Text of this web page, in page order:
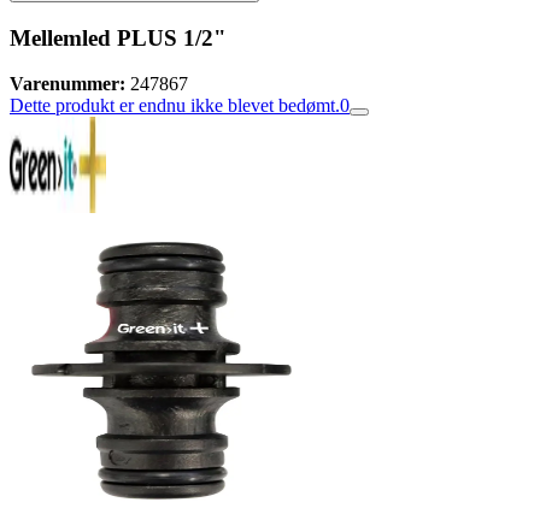
Mellemled PLUS 1/2"
Varenummer: 247867
Dette produkt er endnu ikke blevet bedømt.0